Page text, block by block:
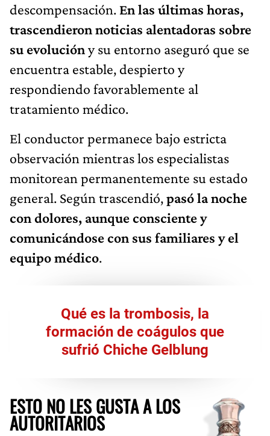
descompensación. En las últimas horas,
trascendieron noticias alentadoras sobre
su evolucióny su entorno aseguró que se
encuentra estable, despierto y
respondiendo favorablemente al
tratamiento médico.
El conductor permanece bajo estricta
observación mientras los especialistas
monitorean permanentemente su estado
general. Según trascendió,pasó la noche
con dolores, aunque consciente y
comunicándose con sus familiares y el
equipo médico.
Qué es la trombosis, la
formación de coágulos que
sufrió Chiche Gelblung
ESTO NO LES GUSTA A LOS
AUTORITARIOS